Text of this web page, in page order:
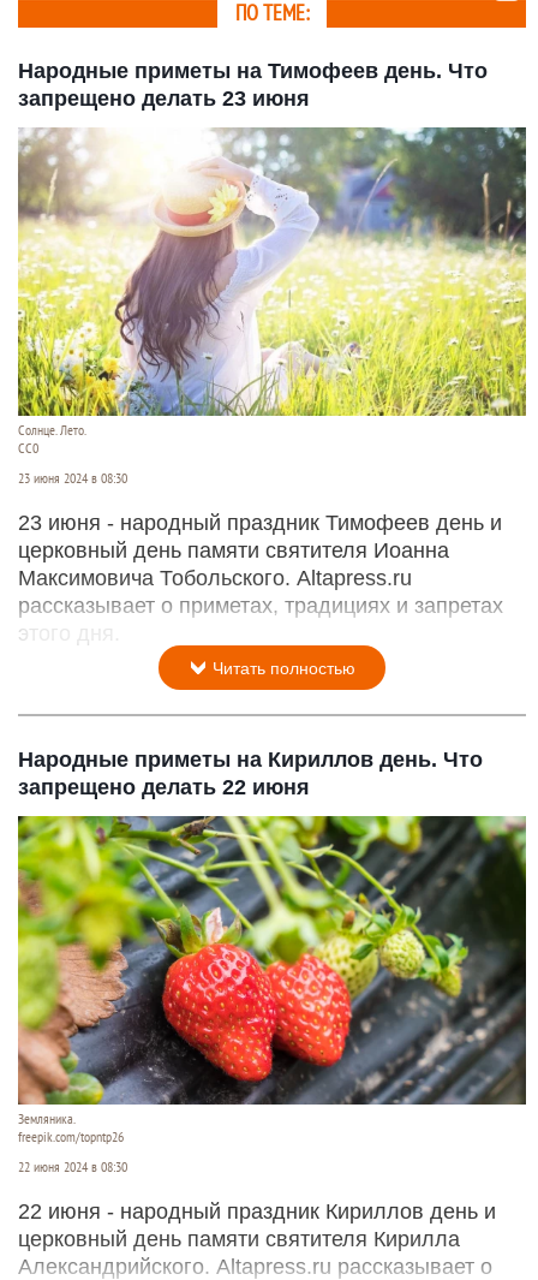
ПО ТЕМЕ:
Народные приметы на Тимофеев день. Что
запрещено делать 23 июня
Солнце. Лето.
СС0
23 июня 2024 в 08:30
23 июня - народный праздник Тимофеев день и
церковный день памяти святителя Иоанна
Максимовича Тобольского. Altapress.ru
рассказывает о приметах, традициях и запретах
этого дня.
Читать полностью
Народные приметы на Кириллов день. Что
запрещено делать 22 июня
Земляника.
freepik.com/topntp26
22 июня 2024 в 08:30
22 июня - народный праздник Кириллов день и
церковный день памяти святителя Кирилла
Александрийского. Altapress.ru рассказывает о